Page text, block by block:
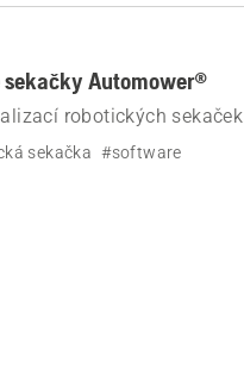
Automower®
robotických sekaček
The Air)
sekačka #software